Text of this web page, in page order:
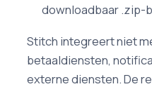
downloadbaar .zip-
Stitch integreert niet
betaaldiensten,
externe diensten. De